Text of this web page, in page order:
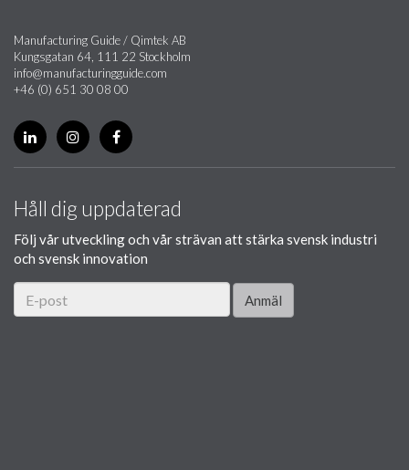
Manufacturing Guide / Qimtek AB
Kungsgatan 64, 111 22 Stockholm
info@manufacturingguide.com
+46 (0) 651 30 08 00
Håll dig uppdaterad
Följ vår utveckling och vår strävan att stärka svensk industri
och svensk innovation
Anmäl